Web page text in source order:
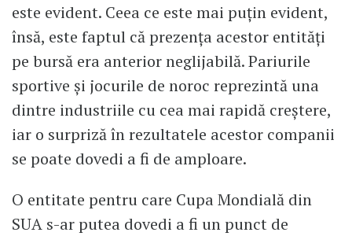
este evident. Ceea ce este mai puțin evident,
însă, este faptul că prezența acestor entități
pe bursă era anterior neglijabilă. Pariurile
sportive și jocurile de noroc reprezintă una
dintre industriile cu cea mai rapidă creștere,
iar o surpriză în rezultatele acestor companii
se poate dovedi a fi de amploare.
O entitate pentru care Cupa Mondială din
SUA s-ar putea dovedi a fi un punct de